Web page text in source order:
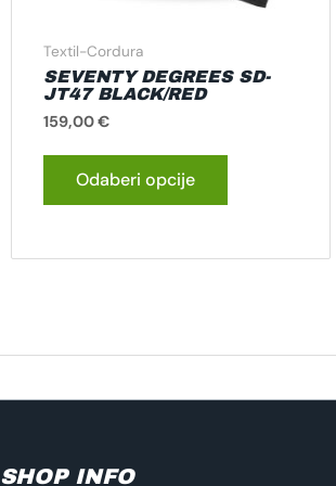
Textil-Cordura
SEVENTY DEGREES SD-
JT47 BLACK/RED
159,00€
Odaberi opcije
stranici
SHOP INFO